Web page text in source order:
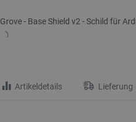
Grove - Base Shield v2 - Schild für
Artikeldetails Lieferung